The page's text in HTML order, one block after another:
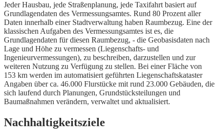
Jeder Hausbau, jede Straßenplanung, jede Taxifahrt basiert auf
Grundlagendaten des Vermessungsamtes. Rund 80 Prozent aller
Daten innerhalb einer Stadtverwaltung haben Raumbezug. Eine der
klassischen Aufgaben des Vermessungsamtes ist es, die
Grundlagendaten für diesen Raumbezug, - die Geobasisdaten nach
Lage und Höhe zu vermessen (Liegenschafts- und
Ingenieurvermessungen), zu beschreiben, darzustellen und zur
weiteren Nutzung zu Verfügung zu stellen. Bei einer Fläche von
153 km werden im automatisiert geführten Liegenschaftskataster
Angaben über ca. 46.000 Flurstücke mit rund 23.000 Gebäuden, die
sich laufend durch Planungen, Grundstücksteilungen und
Baumaßnahmen verändern, verwaltet und aktualisiert.
Nachhaltigkeitsziele